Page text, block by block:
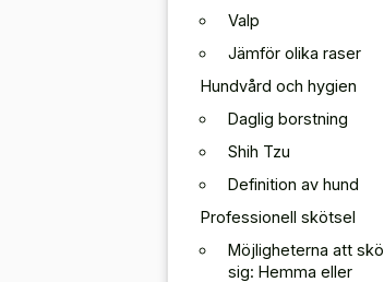
Valp
Jämför olika raser
Hundvård och hygien
Daglig borstning
Shih Tzu
Definition av hund
Professionell skötsel
Möjligheterna att
sig: Hemma eller